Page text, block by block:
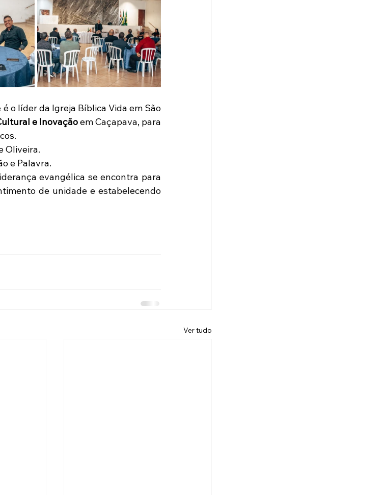
o líder da Igreja Bíblica Vida em São
e Inovação em Caçapava, para
Oliveira.
e Palavra.
evangélica se encontra para
de unidade e estabelecendo
Ver tudo